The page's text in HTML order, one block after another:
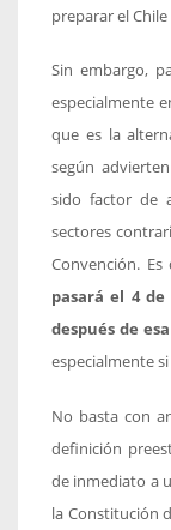
preparar el
Sin embargo,
especialmente
que es la
según
sido factor de
sectores
Convención. Es
pasará el 4
después de
especialmente
No basta con
definición
de inmediato a
la Constitución